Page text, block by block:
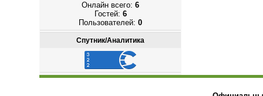
Онлайн всего:6
Гостей: 6
Пользователей:0
Спутник/Аналитика